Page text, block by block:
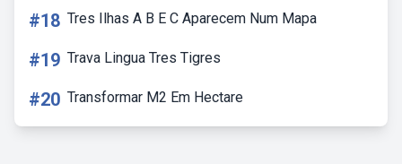
#18 Tres Ilhas A B E C Aparecem Num Mapa
#19 Trava Lingua Tres Tigres
#20 Transformar M2 Em Hectare